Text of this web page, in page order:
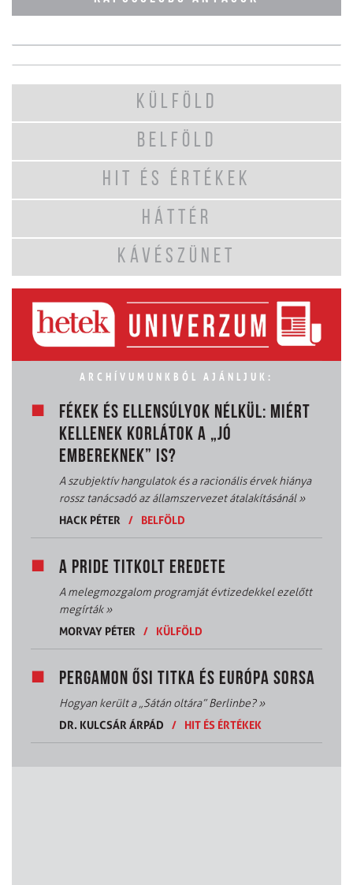
KÜLFÖLD
BELFÖLD
HIT ÉS ÉRTÉKEK
HÁTTÉR
KÁVÉSZÜNET
ARCHÍVUMUNKBÓL AJÁNLJUK:
FÉKEK ÉS ELLENSÚLYOK NÉLKÜL: MIÉRT
KELLENEK KORLÁTOK A „JÓ
EMBEREKNEK” IS?
A szubjektív hangulatok és a racionális érvek hiánya
rossz tanácsadó az államszervezet átalakításánál»
HACK PÉTER
/ BELFÖLD
A PRIDE TITKOLT EREDETE
A melegmozgalom programját évtizedekkel ezelőtt
megírták»
MORVAY PÉTER
/ KÜLFÖLD
PERGAMON ŐSI TITKA ÉS EURÓPA SORSA
Hogyan került a „Sátán oltára” Berlinbe?»
DR. KULCSÁR ÁRPÁD
/ HIT ÉS ÉRTÉKEK